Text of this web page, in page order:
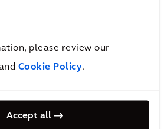
please review our
Cookie Policy.
Accept all
großes Potenzial.
und die Verteilung des
reduziert werden.
helfen Städten dabei, ihr
unter